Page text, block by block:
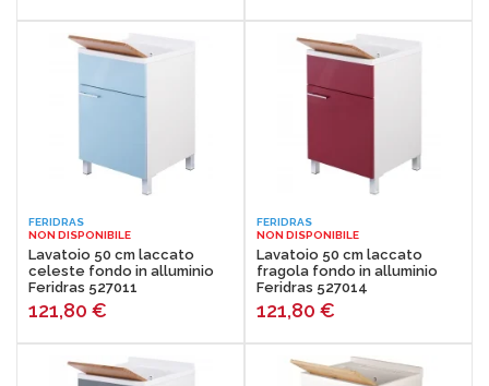
FERIDRAS
NON DISPONIBILE
Lavatoio 50 cm laccato
celeste fondo in alluminio
Feridras 527011
121,80 €
FERIDRAS
NON DISPONIBILE
Lavatoio 50 cm laccato
fragola fondo in alluminio
Feridras 527014
121,80 €